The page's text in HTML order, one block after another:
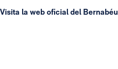
Visita la web oficial del Bernabéu